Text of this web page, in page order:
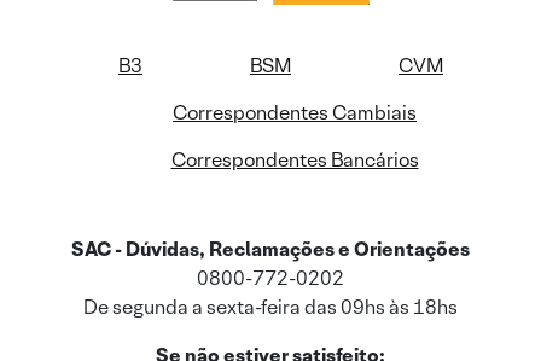
B3 BSM
CVM
Correspondentes Cambiais
Correspondentes Bancários
SAC - Dúvidas, Reclamações e Orientações
0800-772-0202
De segunda a sexta-feira das 09hs às 18hs
Se não estiver satisfeito: